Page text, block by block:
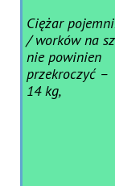
Ciężar
/ worków na
nie powinien
przekroczyć –
14 kg,